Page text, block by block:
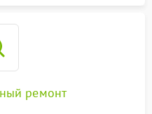
ремонт